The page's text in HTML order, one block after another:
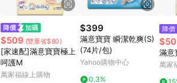
$509 (雙重省$80)
[家速配]滿意寶寶極上
呵護M
萬家福線上購物
$399
滿意寶寶 瞬潔乾爽(S)
(74片/包)
Yahoo購物中心
0.3%
降價
滿意
萬家